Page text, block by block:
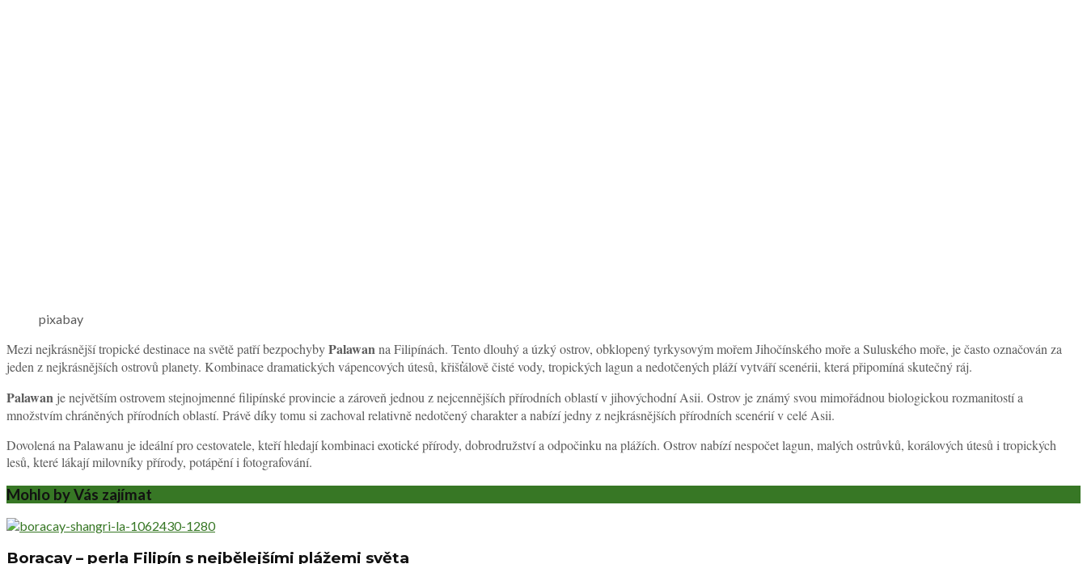
pixabay
Mezi nejkrásnější tropické destinace na světě patří bezpochybyPalawanna Filipínách. Tento dlouhý a úzký ostrov, obklopený tyrkysovým mořem Jihočínského moře a Suluského moře, je často označován za
jeden z nejkrásnějších ostrovů planety. Kombinace dramatických vápencových útesů, křišťálově čisté vody, tropických lagun a nedotčených pláží vytváří scenérii, která připomíná skutečný ráj.
Palawan je největším ostrovem stejnojmenné filipínské provincie a zároveň jednou z nejcennějších přírodních oblastí v jihovýchodní Asii. Ostrov je známý svou mimořádnou biologickou rozmanitostí a
množstvím chráněných přírodních oblastí. Právě díky tomu si zachoval relativně nedotčený charakter a nabízí jedny z nejkrásnějších přírodních scenérií v celé Asii.
Dovolená na Palawanu je ideální pro cestovatele, kteří hledají kombinaci exotické přírody, dobrodružství a odpočinku na plážích. Ostrov nabízí nespočet lagun, malých ostrůvků, korálových útesů i tropických
lesů, které lákají milovníky přírody, potápění i fotografování.
Mohlo by Vás zajímat
Boracay – perla Filipín s nejbělejšími plážemi světa